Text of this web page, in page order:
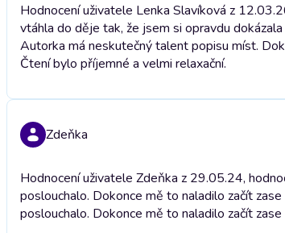
Hodnocení uživatele Lenka Slavíková z
vtáhla do děje tak, že jsem si opravdu
Autorka má neskutečný talent popisu míst.
Čtení bylo příjemné a velmi relaxační.
Zdeňka
Hodnocení uživatele Zdeňka z 29.05.24,
poslouchalo. Dokonce mě to naladilo začít
poslouchalo. Dokonce mě to naladilo začít